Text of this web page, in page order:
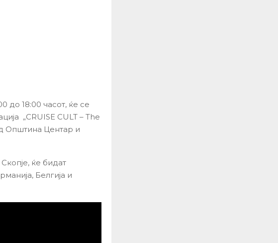
до 18:00 часот, ќе се
„CRUISE CULT – The
Општина Центар и
ќе бидат
Белгија и